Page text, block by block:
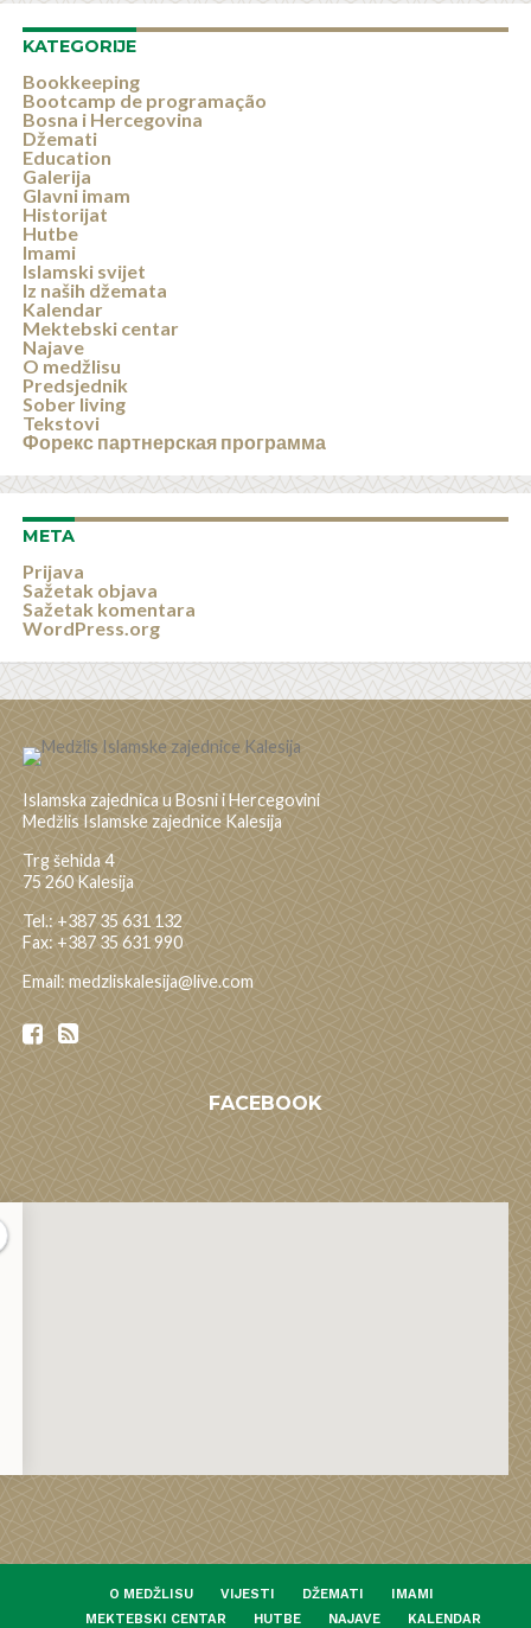
KATEGORIJE
Bookkeeping
Bootcamp de programação
Bosna i Hercegovina
Džemati
Education
Galerija
Glavni imam
Historijat
Hutbe
Imami
Islamski svijet
Iz naših džemata
Kalendar
Mektebski centar
Najave
O medžlisu
Predsjednik
Sober living
Tekstovi
Форекс партнерская программа
META
Prijava
Sažetak objava
Sažetak komentara
WordPress.org
Islamska zajednica u Bosni i Hercegovini
Medžlis Islamske zajednice Kalesija
Trg šehida 4
75 260 Kalesija
Tel.: +387 35 631 132
Fax: +387 35 631 990
Email: medzliskalesija@live.com
FACEBOOK
O MEDŽLISU VIJESTI DŽEMATI
IMAMI
MEKTEBSKI CENTAR
HUTBE NAJAVE KALENDAR